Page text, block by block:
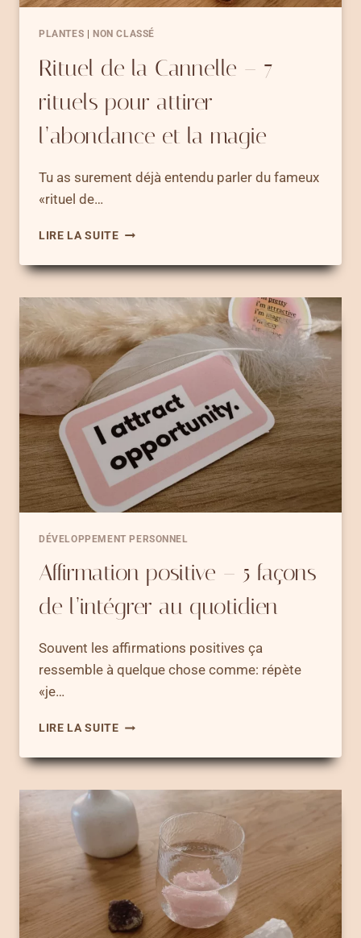
PLANTES NON CLASSÉ
Rituel de la Cannelle – 7
rituels pour attirer
l’abondance et la magie
Tu as surement déjà entendu parler du fameux
«rituel de…
LIRE LA SUITERITUEL
LA
–
7
RITUELS
POUR
ATTIRER
L’ABONDANCE
ET
LA
MAGIE
DÉVELOPPEMENT PERSONNEL
Affirmation positive – 5 façons
de l’intégrer au quotidien
Souvent les affirmations positives ça
ressemble à quelque chose comme: répète
«je…
LIRE LA SUITEAFFIRMATION
–
FAÇONS
DE
L’INTÉGRER
AU
QUOTIDIEN